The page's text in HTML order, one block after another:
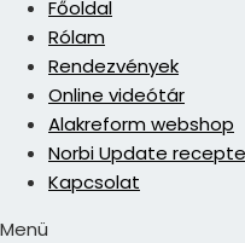
Főoldal
Rólam
Rendezvények
Online videótár
Alakreform webshop
Norbi Update
Kapcsolat
Menü